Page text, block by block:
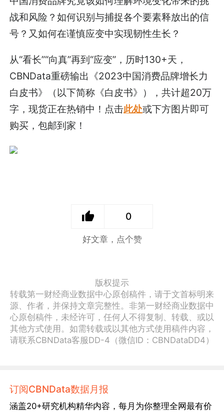
战和风险？如何识别与捕捉各个要素释放出的信
号？又如何在谨慎应变中实现韧性生长？
从“看长”“向真”再到“应变”，历时130+天，
CBNData重磅输出《2023中国消费品牌增长力
白皮书》（以下简称《白皮书》），共计超20万
字，现货正在热销中！点击此处或下方图片即可
购买，包邮到家！
0
好文章，点个赞
版权提示
转载第一财经商业数据中心原创稿件，请于文首标明来
源、作者，并保持文章完整性。非第一财经商业数据中
心原创稿件，未经许可，任何人不得复制、转载、或以
其他方式使用。如需转载或以其他方式使用稿件内容，
请联系CBNData客服DD-4（微信ID：CBNDataDD4）
订阅CBNData数据月报
涵盖20+研究机构精华内容，每月为你整理全网最有价